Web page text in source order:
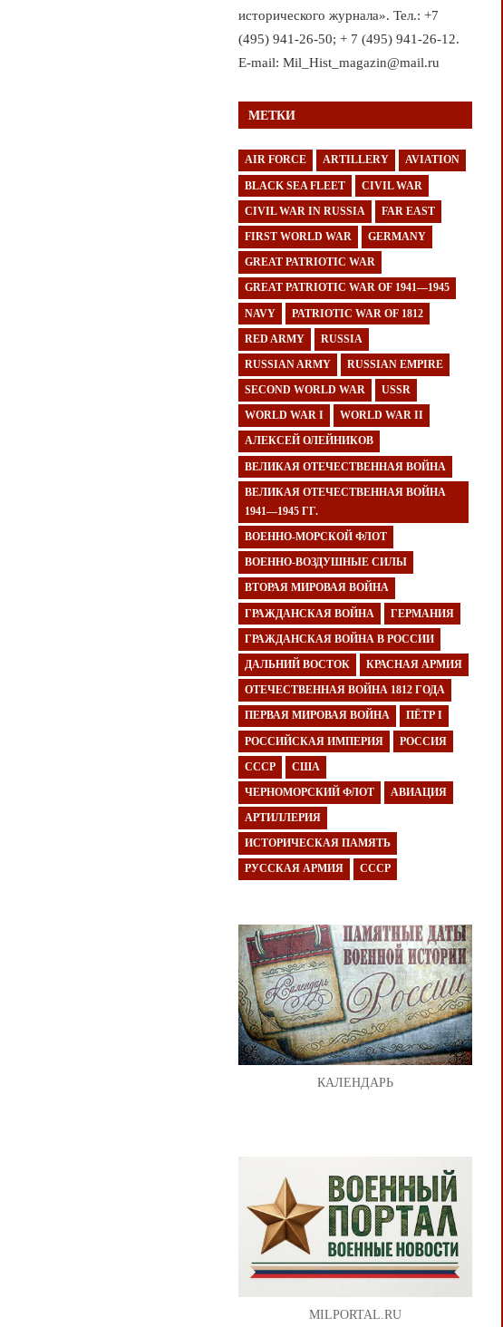
исторического журнала». Тел.: +7
(495) 941-26-50; + 7 (495) 941-26-12.
E-mail: Mil_Hist_magazin@mail.ru
МЕТКИ
AIR FORCE ARTILLERY AVIATION
BLACK SEA FLEET CIVIL WAR
CIVIL WAR IN RUSSIA FAR EAST
FIRST WORLD WAR GERMANY
GREAT PATRIOTIC WAR
GREAT PATRIOTIC WAR OF 1941—1945
NAVY PATRIOTIC WAR OF 1812
RED ARMY RUSSIA
RUSSIAN ARMY RUSSIAN EMPIRE
SECOND WORLD WAR USSR
WORLD WAR I WORLD WAR II
АЛЕКСЕЙ ОЛЕЙНИКОВ
ВЕЛИКАЯ ОТЕЧЕСТВЕННАЯ ВОЙНА
ВЕЛИКАЯ ОТЕЧЕСТВЕННАЯ ВОЙНА
1941—1945 ГГ.
ВОЕННО-МОРСКОЙ ФЛОТ
ВОЕННО-ВОЗДУШНЫЕ СИЛЫ
ВТОРАЯ МИРОВАЯ ВОЙНА
ГРАЖДАНСКАЯ ВОЙНА ГЕРМАНИЯ
ГРАЖДАНСКАЯ ВОЙНА В РОССИИ
ДАЛЬНИЙ ВОСТОК КРАСНАЯ АРМИЯ
ОТЕЧЕСТВЕННАЯ ВОЙНА 1812 ГОДА
ПЕРВАЯ МИРОВАЯ ВОЙНА ПЁТР I
РОССИЙСКАЯ ИМПЕРИЯ РОССИЯ
СССР США
ЧЕРНОМОРСКИЙ ФЛОТ АВИАЦИЯ
АРТИЛЛЕРИЯ
ИСТОРИЧЕСКАЯ ПАМЯТЬ
РУССКАЯ АРМИЯ СССР
КАЛЕНДАРЬ
MILPORTAL.RU